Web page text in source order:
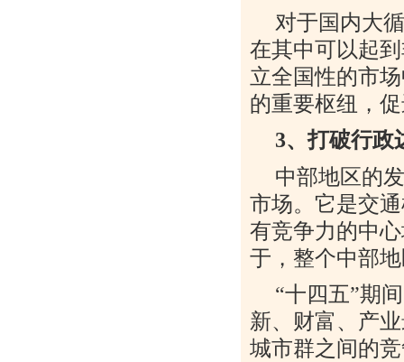
对于国内大
在其中可以起
立全国性的市
的重要枢纽，
3、打破行政
中部地区的
市场。它是交
有竞争力的中
于，整个中部
“十四五”期
新、财富、产
城市群之间的